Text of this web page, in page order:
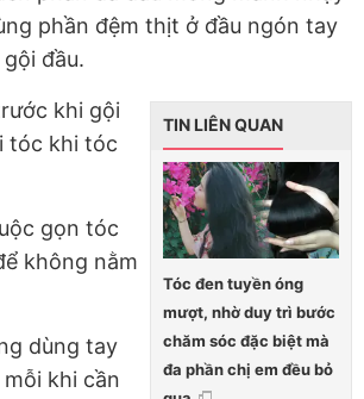
phần đệm thịt ở đầu ngón tay
đầu.
TIN LIÊN QUAN
Tóc đen tuyền óng
mượt, nhờ duy trì bước
chăm sóc đặc biệt mà
đa phần chị em đều bỏ
khi gội
tóc khi tóc
gọn tóc
không nằm
dùng tay
khi cần